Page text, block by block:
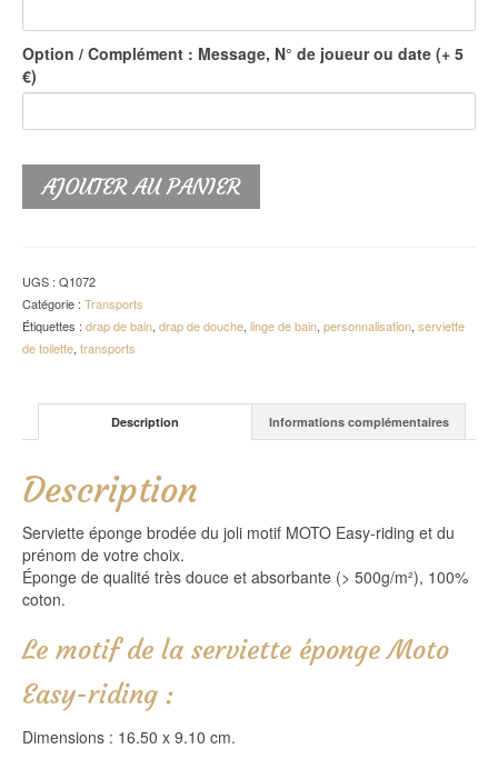
Option / Complément : Message, N° de joueur ou date (+ 5
€)
AJOUTER AU PANIER
UGS : Q1072
Catégorie : Transports
Étiquettes : drap de bain, drap de douche, linge de bain, personnalisation, serviette
de toilette, transports
Description Informations complémentaires
Description
Serviette éponge brodée du joli motif MOTO Easy-riding et du
prénom de votre choix.
Éponge de qualité très douce et absorbante (> 500g/m²), 100%
coton.
Le motif de la serviette éponge Moto
Easy-riding :
Dimensions : 16.50 x 9.10 cm.